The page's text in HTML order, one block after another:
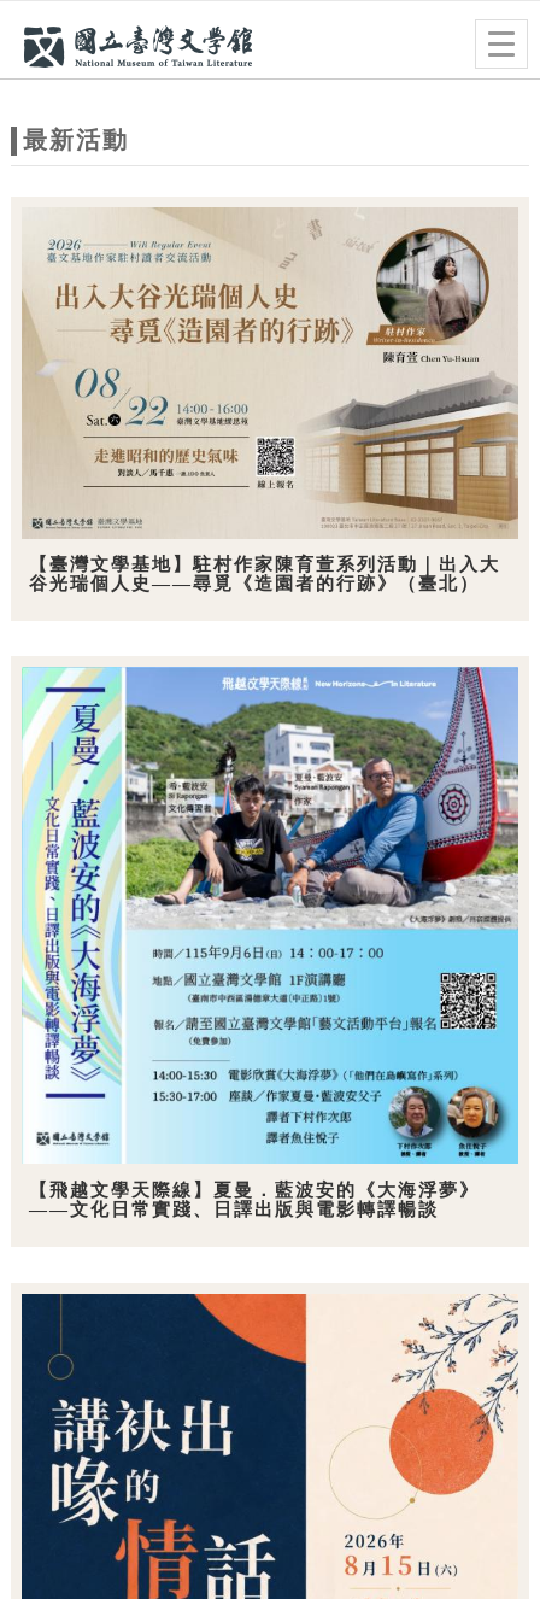
站最新活動
【臺灣文學基地】駐村作家陳育萱系列活動｜出入大
谷光瑞個人史——尋覓《造園者的行跡》（臺北）
【飛越文學天際線】夏曼．藍波安的《大海浮夢》
——文化日常實踐、日譯出版與電影轉譯暢談